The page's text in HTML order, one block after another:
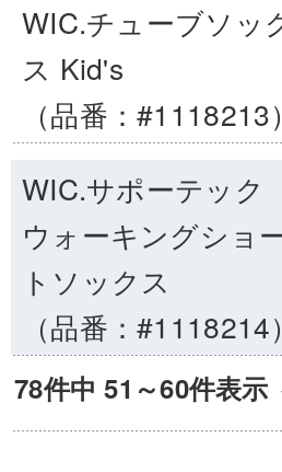
WIC.チューブソッ
ス Kid's
（品番：#1118213）
WIC.サポーテック
ウォーキングショ
トソックス
（品番：#1118214）
78件中 51～60件表示